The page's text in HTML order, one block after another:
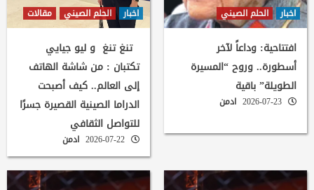
اخبار الحلم الصيني
افتتاحية: وداعاً لآخر
أسطورة.. وروح “المسيرة
الطويلة” باقية
ادمن
اخبار الحلم الصيني مقالات
تنغ تنغ و ليو جيايي
تكتبان : من شاشة الهاتف
إلى العالم.. كيف أصبحت
الدراما الصينية القصيرة جسرًا
للتواصل الثقافي
ادمن